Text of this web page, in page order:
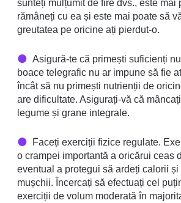
sunteți mulțumit de fire dvs., este mai
rămâneți cu ea și este mai poate să
greutatea pe oricine ați pierdut-o.
Asigură-te că primești suficienți
boace telegrafic nu ar impune să fie
încât să nu primești nutrienții de
are dificultate. Asigurați-vă că
legume și grane integrale.
Faceți exerciții fizice regulate.
o crampei importantă a oricărui ceas
eventual a protegui să ardeți calorii și
mușchii. Încercați să efectuați cel
exerciții de volum moderată în